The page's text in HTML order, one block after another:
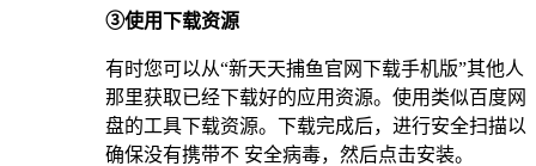
③使用下载资源
有时您可以从“新天天捕鱼官网下载手机版”其他人
那里获取已经下载好的应用资源。使用类似百度网
盘的工具下载资源。下载完成后，进行安全扫描以
确保没有携带不 安全病毒，然后点击安装。